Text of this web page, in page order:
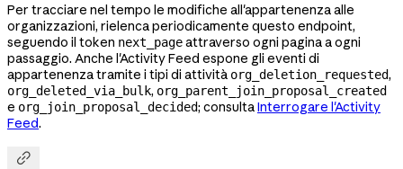
Per tracciare nel tempo le modifiche all'appartenenza alle
organizzazioni, rielenca periodicamente questo endpoint,
seguendo il token next_pageattraverso ogni pagina a ogni
passaggio. Anche l'Activity Feed espone gli eventi di
appartenenza tramite i tipi di attività org_deletion_requested,
org_deleted_via_bulk, org_parent_join_proposal_created
e org_join_proposal_decided; consultaInterrogare l'Activity
Feed.
